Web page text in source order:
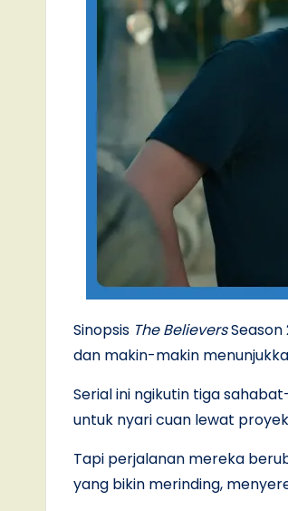
Sinopsis The BelieversSeason
dan makin-makin
Serial ini ngikutin tiga
untuk nyari cuan lewat
Tapi perjalanan mereka
yang bikin merinding,